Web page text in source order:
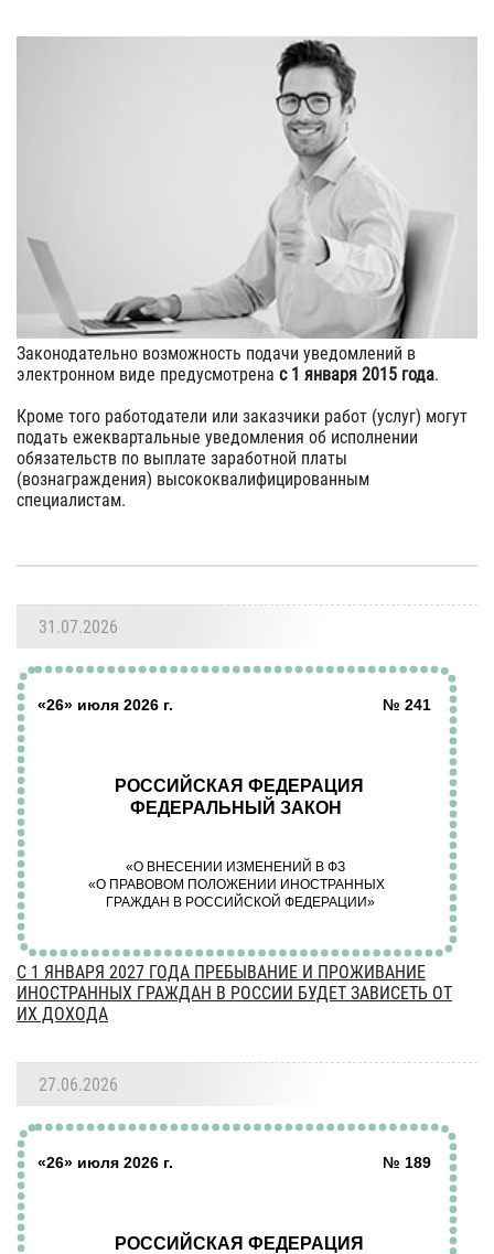
Законодательно возможность подачи уведомлений в
электронном виде предусмотрена с 1 января 2015 года.
Кроме того работодатели или заказчики работ (услуг) могут
подать ежеквартальные уведомления об исполнении
обязательств по выплате заработной платы
(вознаграждения) высококвалифицированным
специалистам.
31.07.2026
С 1 ЯНВАРЯ 2027 ГОДА ПРЕБЫВАНИЕ И ПРОЖИВАНИЕ
ИНОСТРАННЫХ ГРАЖДАН В РОССИИ БУДЕТ ЗАВИСЕТЬ ОТ
ИХ ДОХОДА
27.06.2026